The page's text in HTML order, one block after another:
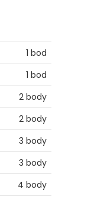
1 bod
1 bod
2 body
2 body
3 body
3 body
4 body